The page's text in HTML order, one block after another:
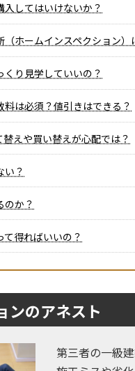
してはいけないか？
ホームインスペクション
り見学していいの？
は必須？値引きはできる？
えや買い替えが心配では？
い？
のか？
得ればいいの？
ンのアネスト
第三者の一級